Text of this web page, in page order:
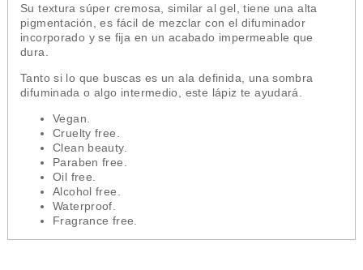
Su textura súper cremosa, similar al gel, tiene una alta
pigmentación, es fácil de mezclar con el difuminador
incorporado y se fija en un acabado impermeable que
dura.
Tanto si lo que buscas es un ala definida, una sombra
difuminada o algo intermedio, este lápiz te ayudará.
Vegan.
Cruelty free.
Clean beauty.
Paraben free.
Oil free.
Alcohol free.
Waterproof.
Fragrance free.